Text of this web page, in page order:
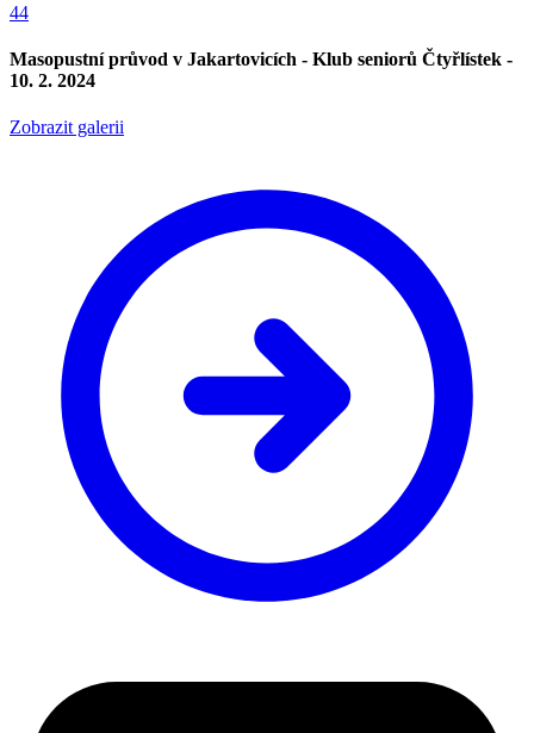
44
Masopustní průvod v Jakartovicích - Klub seniorů Čtyřlístek -
10. 2. 2024
Zobrazit galerii